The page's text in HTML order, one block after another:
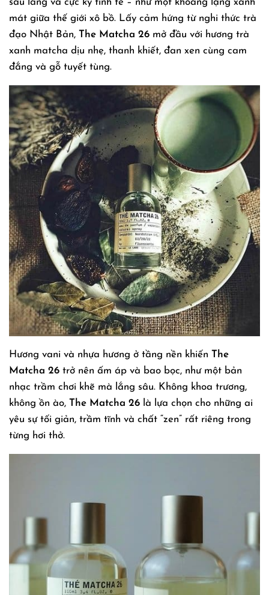
mát giữa thế giới xô bồ. Lấy cảm hứng từ nghi thức trà
đạo Nhật Bản, The Matcha 26 mở đầu với hương trà
xanh matcha dịu nhẹ, thanh khiết, đan xen cùng cam
đắng và gỗ tuyết tùng.
Hương vani và nhựa hương ở tầng nền khiến The
Matcha 26 trở nên ấm áp và bao bọc, như một bản
nhạc trầm chơi khẽ mà lắng sâu. Không khoa trương,
không ồn ào, The Matcha 26 là lựa chọn cho những ai
yêu sự tối giản, trầm tĩnh và chất “zen” rất riêng trong
từng hơi thở.